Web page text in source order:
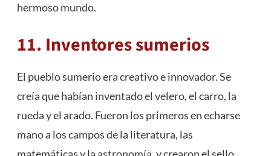
hermoso mundo.
11. Inventores sumerios
El pueblo sumerio era creativo e innovador. Se
creía que habían inventado el velero, el carro, la
rueda y el arado. Fueron los primeros en echarse
mano a los campos de la literatura, las